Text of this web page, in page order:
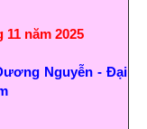
11 năm 2025
Nguyễn - Đại